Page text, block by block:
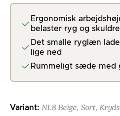
Ergonomisk
belaster ryg og skuldre
Det smalle ryglæn
lige ned
Rummeligt sæde med
Variant: NL8 Beige, Sort,